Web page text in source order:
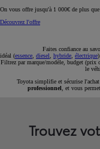
Réservez en ligne
Faites confiance au
idéal (essence diesel hybride électrique
Filtrez par marque/modèle, budget (prix
le
Toyota simplifie et sécurise
professionnel , et vous
Trouvez